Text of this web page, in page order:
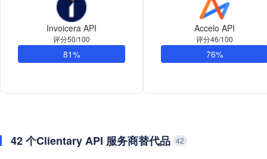
Invoicera API
评分50/100
81%
Accelo API
评分46/100
76%
42 个Clientary API 服务商替代品 42